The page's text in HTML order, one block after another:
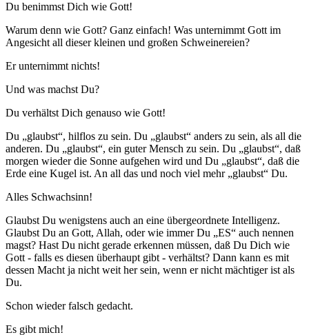
Du benimmst Dich wie Gott!
Warum denn wie Gott? Ganz einfach! Was unternimmt Gott im
Angesicht all dieser kleinen und großen Schweinereien?
Er unternimmt nichts!
Und was machst Du?
Du verhältst Dich genauso wie Gott!
Du „glaubst“, hilflos zu sein. Du „glaubst“ anders zu sein, als all die
anderen. Du „glaubst“, ein guter Mensch zu sein. Du „glaubst“, daß
morgen wieder die Sonne aufgehen wird und Du „glaubst“, daß die
Erde eine Kugel ist. An all das und noch viel mehr „glaubst“ Du.
Alles Schwachsinn!
Glaubst Du wenigstens auch an eine übergeordnete Intelligenz.
Glaubst Du an Gott, Allah, oder wie immer Du „ES“ auch nennen
magst? Hast Du nicht gerade erkennen müssen, daß Du Dich wie
Gott - falls es diesen überhaupt gibt - verhältst? Dann kann es mit
dessen Macht ja nicht weit her sein, wenn er nicht mächtiger ist als
Du.
Schon wieder falsch gedacht.
Es gibt mich!